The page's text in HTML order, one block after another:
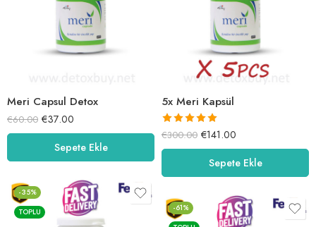
Meri Capsul Detox
€60.00 €37.00
Sepete Ekle
5x Meri Kapsül
5 üzerinden
5.03oy aldı
€300.00 €141.00
Sepete Ekle
-35%
TOPLU
-61%